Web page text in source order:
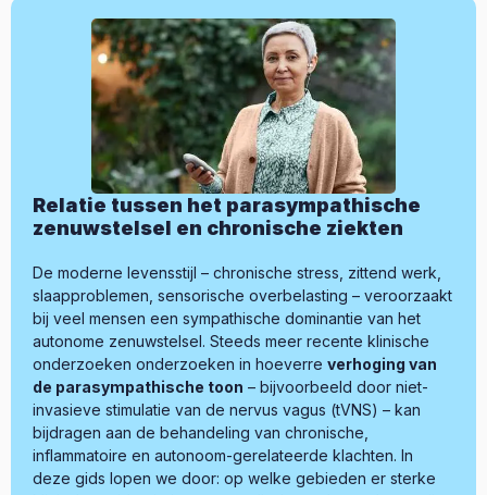
Relatie tussen het parasympathische
zenuwstelsel en chronische ziekten
De moderne levensstijl – chronische stress, zittend werk,
slaapproblemen, sensorische overbelasting – veroorzaakt
bij veel mensen een sympathische dominantie van het
autonome zenuwstelsel. Steeds meer recente klinische
onderzoeken onderzoeken in hoeverre verhoging van
de parasympathische toon – bijvoorbeeld door niet-
invasieve stimulatie van de nervus vagus (tVNS) – kan
bijdragen aan de behandeling van chronische,
inflammatoire en autonoom-gerelateerde klachten. In
deze gids lopen we door: op welke gebieden er sterke